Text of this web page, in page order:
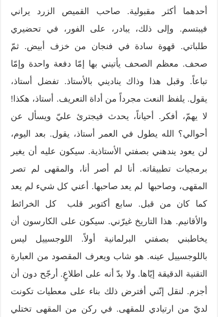
أحدهما أكثر مقبولية. صاحب القميص الزرد يراني
فيبتسم. وإلى ذلك، يبادر، على الفور، في تحضيري
طلباتي. قهوة سادة في فنجان من خزف أبيض. ثمّ
صحف. معظم الصحف يأتيني بها إمّا دفعة واحدة وإمّا
تباعاً. وقبل هذا وذاك يناديني بالأستاذ. تفضل أستاذ،
يقول. يلفظ النعت مجرداً من أداة التعريف. أستاذ، هكذا!
لا يهمّ، أفكر. أحياناً، يحدث فيجترئ عليّ ويسأل عن
أحوالي؟ الله يطول في العمر أستاذ، يقول. بعد اليوم،
لن يعود يندهني بصفتي الأستاذية. سيكون عليه أن يغير
برمجيات تطبيقاته. أنا لم أصر أنا، والمقهى لم تصر
المقهى، وصاحبها لم يعد صاحبها. أعني كل شيء لم يعد
كما كان من قبل. سابع أكتوبر قلب كل الخرائط
والأقانيم. هذا التاريخ غيرّني. سيكون على الكارسون أن
يخاطبني بصفتي البرلمانية أولاً. اللوجسييل ليس
باللوجسييل عينه. هو شاب ويعرف المقصود من العبارة
التقنية الدقيقة إيّاها. ولا بدّ أنه على اطلاعٍ. أرجّح دون أن
أجزم. لنقل إنّني أفترض ذلك بناء على معطيات تكونت
لديّ من ارتيادي للمقهى. في ركن من المقهى تختلي